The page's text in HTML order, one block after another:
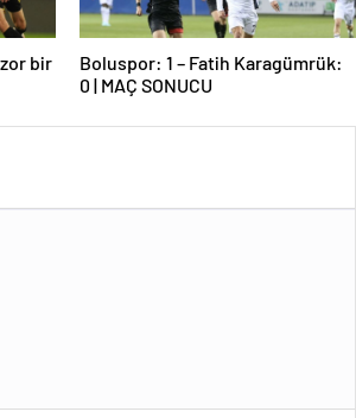
bir
Boluspor: 1 – Fatih Karagümrük:
0 | MAÇ SONUCU